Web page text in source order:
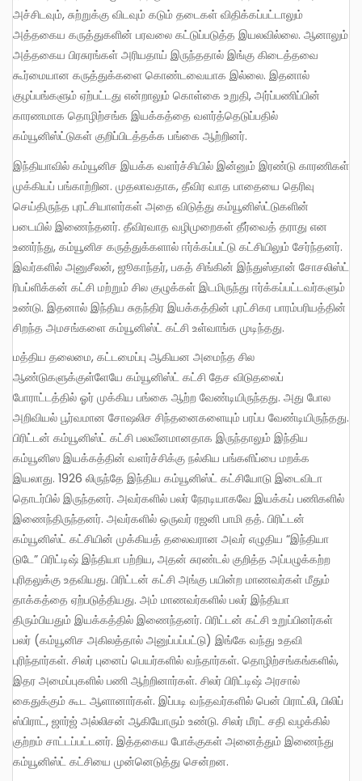
அச்சிடவும், சுற்றுக்கு விடவும் கடும் தடைகள் விதிக்கப்பட்டாலும்
அத்தகைய கருத்துகளின் பரவலை கட்டுப்படுத்த இயலவில்லை. ஆனாலும்
அத்தகைய பிரசுரங்கள் அரியதாய் இருந்ததால் இங்கு கிடைத்தவை
கூர்மையான கருத்துக்களை கொண்டவையாக இல்லை. இதனால்
குழப்பங்களும் ஏற்பட்டது என்றாலும் கொள்கை உறுதி, அர்ப்பணிப்பின்
காரணமாக தொழிற்சங்க இயக்கத்தை வளர்த்தெடுப்பதில்
கம்யூனிஸ்ட்டுகள் குறிப்பிடத்தக்க பங்கை ஆற்றினர்.
இந்தியாவில் கம்யூனிச இயக்க வளர்ச்சியில் இன்னும் இரண்டு காரணிகள்
முக்கியப் பங்காற்றின. முதலாவதாக, தீவிர வாத பாதையை தெரிவு
செய்திருந்த புரட்சியாளர்கள் அதை விடுத்து கம்யூனிஸ்ட்டுகளின்
படையில் இணைந்தனர். தீவிரவாத வழிமுறைகள் தீர்வைத் தராது என
உணர்ந்து, கம்யூனிச கருத்துக்களால் ஈர்க்கப்பட்டு கட்சியிலும் சேர்ந்தனர்.
இவர்களில் அனுசீலன், ஜூகாந்தர், பகத் சிங்கின் இந்துஸ்தான் சோசலிஸ்ட்
ரிபப்ளிக்கன் கட்சி மற்றும் சில குழுக்கள் இடமிருந்து ஈர்க்கப்பட்டவர்களும்
உண்டு. இதனால் இந்திய சுதந்திர இயக்கத்தின் புரட்சிகர பாரம்பரியத்தின்
சிறந்த அமசங்களை கம்யூனிஸ்ட் கட்சி உள்வாங்க முடிந்தது.
மத்திய தலைமை, கட்டமைப்பு ஆகியன அமைந்த சில
ஆண்டுகளுக்குள்ளேயே கம்யூனிஸ்ட் கட்சி தேச விடுதலைப்
போராட்டத்தில் ஓர் முக்கிய பங்கை ஆற்ற வேண்டியிருந்தது. அது போல
அறிவியல் பூர்வமான சோஷலிச சிந்தனைகளையும் பரப்ப வேண்டியிருந்தது.
பிரிட்டன் கம்யூனிஸ்ட் கட்சி பலவீனமானதாக இருந்தாலும் இந்திய
கம்யூனிஸ இயக்கத்தின் வளர்ச்சிக்கு நல்கிய பங்களிப்பை மறக்க
இயலாது. 1926 லிருந்தே இந்திய கம்யூனிஸ்ட் கட்சியோடு இடைவிடா
தொடர்பில் இருந்தனர். அவர்களில் பலர் நேரடியாகவே இயக்கப் பணிகளில்
இணைந்திருந்தனர். அவர்களில் ஒருவர் ரஜனி பாமி தத். பிரிட்டன்
கம்யூனிஸ்ட் கட்சியின் முக்கியத் தலைவரான அவர் எழுதிய “இந்தியா
டுடே” பிரிட்டிஷ் இந்தியா பற்றிய, அதன் சுரண்டல் குறித்த அப்பழுக்கற்ற
புரிதலுக்கு உதவியது. பிரிட்டன் கட்சி அங்கு பயின்ற மாணவர்கள் மீதும்
தாக்கத்தை ஏற்படுத்தியது. அம் மாணவர்களில் பலர் இந்தியா
திரும்பியதும் இயக்கத்தில் இணைந்தனர். பிரிட்டன் கட்சி உறுப்பினர்கள்
பலர் (கம்யூனிச அகிலத்தால் அனுப்பப்பட்டு) இங்கே வந்து உதவி
புரிந்தார்கள். சிலர் புனைப் பெயர்களில் வந்தார்கள். தொழிற்சங்கங்களில்,
இதர அமைப்புகளில் பணி ஆற்றினார்கள். சிலர் பிரிட்டிஷ் அரசால்
கைதுக்கும் கூட ஆளானார்கள். இப்படி வந்தவர்களில் பென் பிராட்லி, பிலிப்
ஸ்பிராட், ஜார்ஜ் அல்லிசன் ஆகியோரும் உண்டு. சிலர் மீரட் சதி வழக்கில்
குற்றம் சாட்டப்பட்டனர். இத்தகைய போக்குகள் அனைத்தும் இணைந்து
கம்யூனிஸ்ட் கட்சியை முன்னெடுத்து சென்றன.